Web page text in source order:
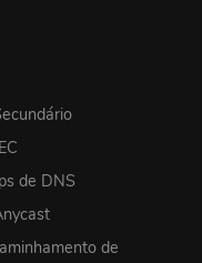
de DNS
de